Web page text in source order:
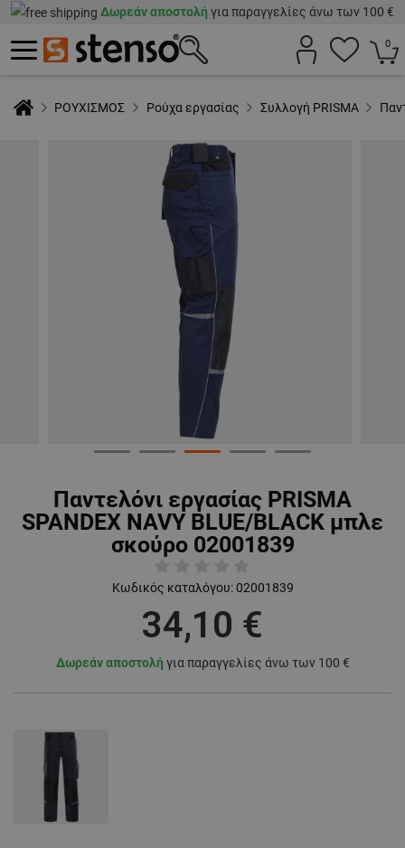
Δωρεάν αποστολή για παραγγελίες άνω των 100 €
0
ΡΟΥΧΙΣΜΟΣ Ρούχα εργασίας Συλλογή PRISMA
Παντελόνι εργασίας PRISMA
SPANDEX NAVY BLUE/BLACK μπλε
σκούρο 02001839
Κωδικός καταλόγου: 02001839
34,10 €
Δωρεάν αποστολή για παραγγελίες άνω των 100 €